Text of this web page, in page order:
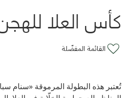
كأس العلا
القائمة المفضّلة
تُعتبر هذه البطولة المرموقة «سنام